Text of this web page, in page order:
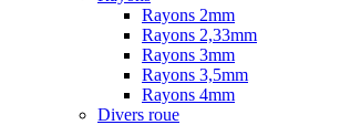
Rayons 2mm
Rayons 2,33mm
Rayons 3mm
Rayons 3,5mm
Rayons 4mm
Divers roue